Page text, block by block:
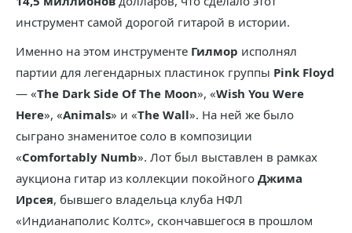
инструмент самой дорогой гитарой в истории.
Именно на этом инструменте Гилмор исполнял
партии для легендарных пластинок группы Pink Floyd
— «The Dark Side Of The Moon», «Wish You Were
Here», «Animals» и «The Wall». На ней же было
сыграно знаменитое соло в композиции
«Comfortably Numb». Лот был выставлен в рамках
аукциона гитар из коллекции покойного Джима
Ирсея, бывшего владельца клуба НФЛ
«Индианаполис Колтс», скончавшегося в прошлом